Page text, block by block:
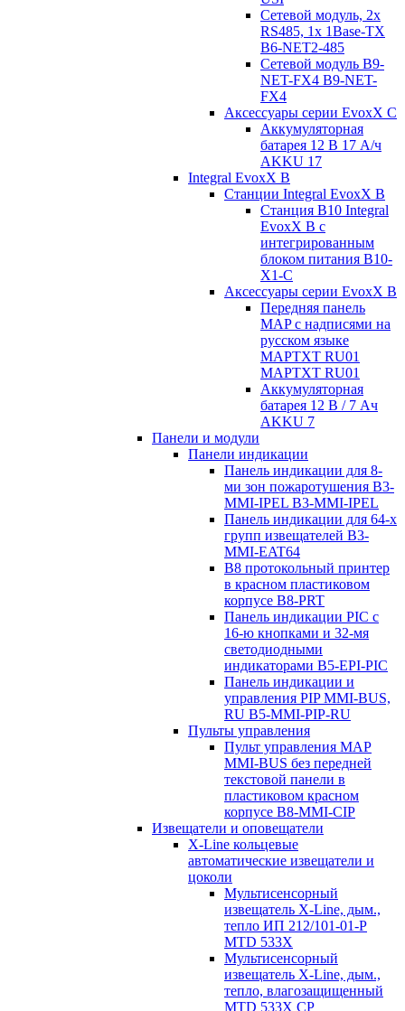
Сетевой модуль, 2x
RS485, 1x 1Base-TX
B6-NET2-485
Сетевой модуль B9-
NET-FX4 B9-NET-
FX4
Аксессуары серии EvoxX C
Аккумуляторная
батарея 12 В 17 A/ч
AKKU 17
Integral EvoxX B
Станции Integral EvoxX B
Станция B10 Integral
EvoxX B с
интегрированным
блоком питания B10-
X1-C
Аксессуары серии EvoxX B
Передняя панель
MAP с надписями на
русском языке
MAPTXT RU01
MAPTXT RU01
Аккумуляторная
батарея 12 В / 7 Aч
AKKU 7
Панели и модули
Панели индикации
Панель индикации для 8-
ми зон пожаротушения B3-
MMI-IPEL B3-MMI-IPEL
Панель индикации для 64-х
групп извещателей B3-
MMI-EAT64
B8 протокольный принтер
в красном пластиковом
корпусе B8-PRT
Панель индикации PIC с
16-ю кнопками и 32-мя
светодиодными
индикаторами B5-EPI-PIC
Панель индикации и
управления PIP MMI-BUS,
RU B5-MMI-PIP-RU
Пульты управления
Пульт управления MAP
MMI-BUS без передней
текстовой панели в
пластиковом красном
корпусе B8-MMI-CIP
Извещатели и оповещатели
X-Line кольцевые
автоматические извещатели и
цоколи
Мультисенсорный
извещатель X-Line, дым.,
тепло ИП 212/101-01-P
MTD 533X
Мультисенсорный
извещатель X-Line, дым.,
тепло, влагозащищенный
MTD 533X CP